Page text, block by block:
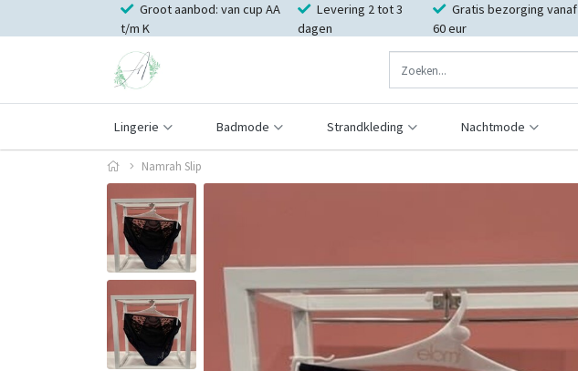
Groot aanbod: van cup AA
t/m K
Levering 2 tot 3
dagen
Gratis bezorging vanaf
60 eur
Lingerie Badmode Strandkleding Nachtmode
Namrah Slip